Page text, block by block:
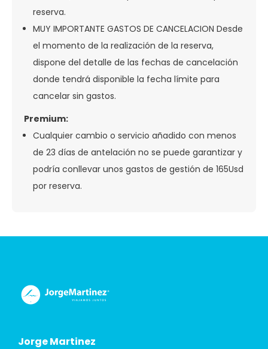
reserva.
MUY IMPORTANTE GASTOS DE CANCELACION Desde
el momento de la realización de la reserva,
dispone del detalle de las fechas de cancelación
donde tendrá disponible la fecha límite para
cancelar sin gastos.
Premium:
Cualquier cambio o servicio añadido con menos
de 23 días de antelación no se puede garantizar y
podría conllevar unos gastos de gestión de 165Usd
por reserva.
Jorge Martinez